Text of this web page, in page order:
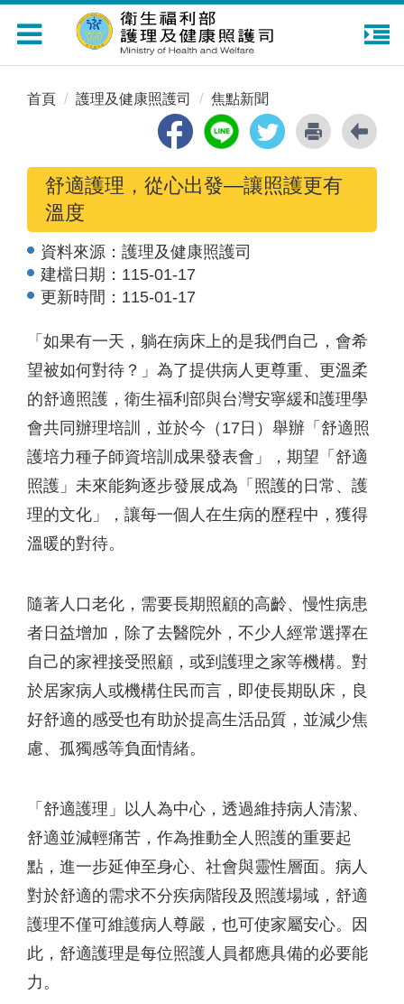
Toggle
navigation
首頁 護理及健康照護司 焦點新聞
舒適護理，從心出發—讓照護更有
溫度
資料來源： 護理及健康照護司
建檔日期： 115-01-17
更新時間： 115-01-17
「如果有一天，躺在病床上的是我們自己，會希
望被如何對待？」為了提供病人更尊重、更溫柔
的舒適照護，衛生福利部與台灣安寧緩和護理學
會共同辦理培訓，並於今（17日）舉辦「舒適照
護培力種子師資培訓成果發表會」，期望「舒適
照護」未來能夠逐步發展成為「照護的日常、護
理的文化」，讓每一個人在生病的歷程中，獲得
溫暖的對待。
隨著人口老化，需要長期照顧的高齡、慢性病患
者日益增加，除了去醫院外，不少人經常選擇在
自己的家裡接受照顧，或到護理之家等機構。對
於居家病人或機構住民而言，即使長期臥床，良
好舒適的感受也有助於提高生活品質，並減少焦
慮、孤獨感等負面情緒。
「舒適護理」以人為中心，透過維持病人清潔、
舒適並減輕痛苦，作為推動全人照護的重要起
點，進一步延伸至身心、社會與靈性層面。病人
對於舒適的需求不分疾病階段及照護場域，舒適
護理不僅可維護病人尊嚴，也可使家屬安心。因
此，舒適護理是每位照護人員都應具備的必要能
力。